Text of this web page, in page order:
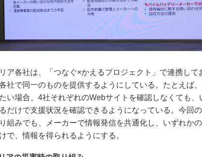
ア各社は、「つなぐ×かえるプロジェクト」で連携して
社で同一のものを提供するようにしている。たとえば
い場合、4社それぞれのWebサイトを確認しなくても、
だけで支援状況を確認できるようになっている。今回
組みでも、メーカーで情報発信を共通化し、いずれか
で、情報を得られるようにする。